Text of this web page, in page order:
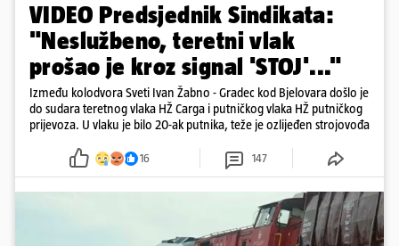
VIDEO Predsjednik Sindikata:
"Neslužbeno, teretni vlak
prošao je kroz signal 'STOJ'..."
Između kolodvora Sveti Ivan Žabno - Gradec kod Bjelovara došlo je
do sudara teretnog vlaka HŽ Carga i putničkog vlaka HŽ putničkog
prijevoza. U vlaku je bilo 20-ak putnika, teže je ozlijeđen strojovođa
16 147